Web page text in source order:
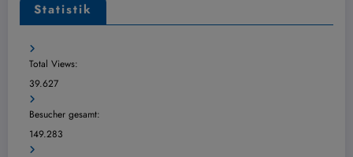
Statistik
Total Views:
39.627
Besucher gesamt:
149.283